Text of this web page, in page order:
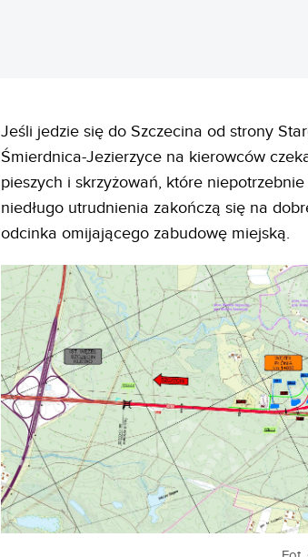
Jeśli jedzie się do Szczecina od strony
Śmierdnica-Jezierzyce na kierowców
pieszych i skrzyżowań, które
niedługo utrudnienia zakończą się na
odcinka omijającego zabudowę miejską.